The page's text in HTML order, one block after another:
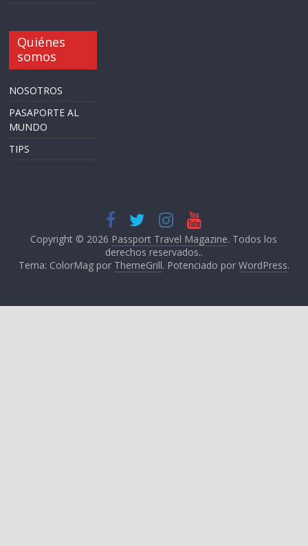
Quiénes
somos
NOSOTROS
PASAPORTE AL
MUNDO
TIPS
Copyright © 2026 Passport Travel Magazine. Todos los
derechos reservados..
Tema: ColorMag por ThemeGrill. Potenciado por WordPress.